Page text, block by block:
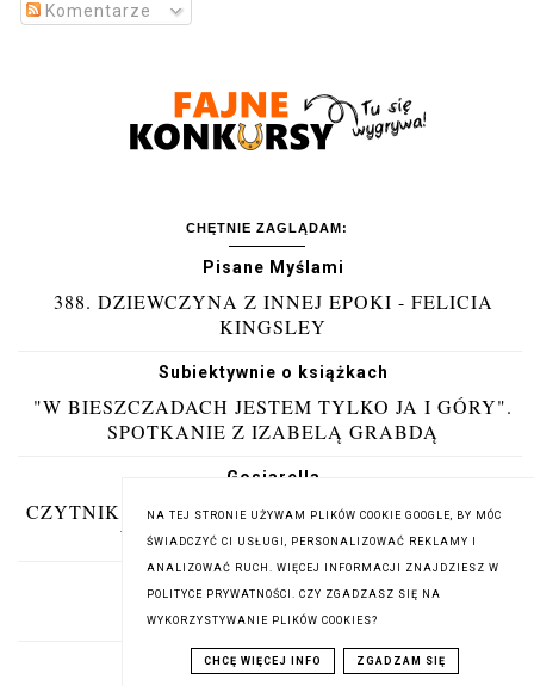
Komentarze
CHĘTNIE ZAGLĄDAM:
Pisane Myślami
388. DZIEWCZYNA Z INNEJ EPOKI - FELICIA
KINGSLEY
Subiektywnie o książkach
"W BIESZCZADACH JESTEM TYLKO JA I GÓRY".
SPOTKANIE Z IZABELĄ GRABDĄ
Gosiarella
CZYTNIK E-BOOKÓW NA WAKACJE – DLACZEGO
WARTO ZABRAĆ GO ZE SOBĄ?
CIASTO NA COCA - COLI
DYED BLONDE
NA TEJ STRONIE UŻYWAM PLIKÓW COOKIE GOOGLE, BY MÓC
ŚWIADCZYĆ CI USŁUGI, PERSONALIZOWAĆ REKLAMY I
ANALIZOWAĆ RUCH. WIĘCEJ INFORMACJI ZNAJDZIESZ W
POLITYCE PRYWATNOŚCI. CZY ZGADZASZ SIĘ NA
WYKORZYSTYWANIE PLIKÓW COOKIES?
CHCĘ WIĘCEJ INFO ZGADZAM SIĘ